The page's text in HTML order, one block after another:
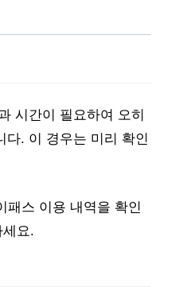
시간이 필요하여 오히
다. 이 경우는 미리 확인
패스 이용 내역을 확인
요.